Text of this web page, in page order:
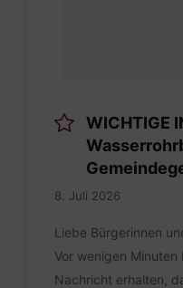
WICHTIGE
8. Juli 2026
Liebe Bürgerinnen
Vor wenigen
Nachricht erhalten,